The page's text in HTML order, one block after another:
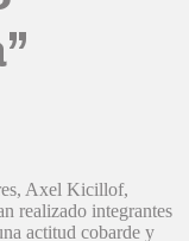
Axel Kicillof,
realizado integrantes
actitud cobarde y